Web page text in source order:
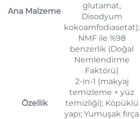
Ana Malzeme
glutamat,
Disodyum
kokoamfodiasetat);
NMF ile %98
benzerlik (Doğal
Nemlendirme
Faktörü)
Özellik
2-in-1 (makyaj
temizleme + yüz
temizliği); Köpüklü
yapı; Yumuşak fırça